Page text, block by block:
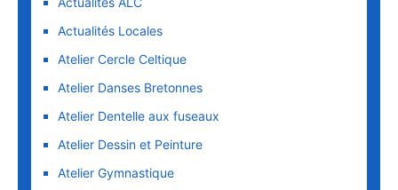
Actualités Locales
Atelier Cercle Celtique
Atelier Danses Bretonnes
Atelier Dentelle aux fuseaux
Atelier Dessin et Peinture
Atelier Gymnastique